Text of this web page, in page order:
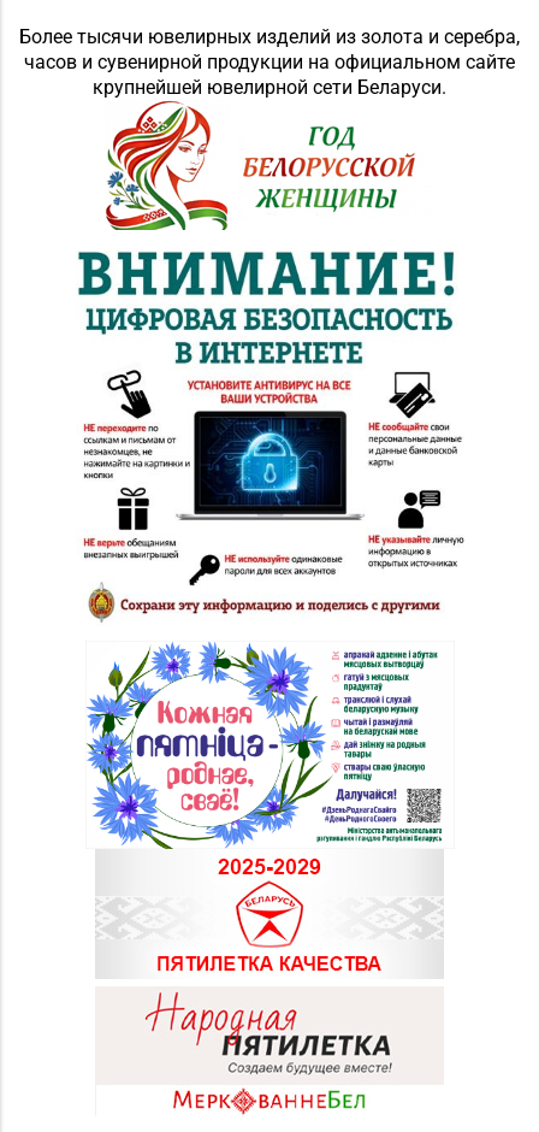
Более тысячи ювелирных изделий из золота и серебра,
часов и сувенирной продукции на официальном сайте
крупнейшей ювелирной сети Беларуси.